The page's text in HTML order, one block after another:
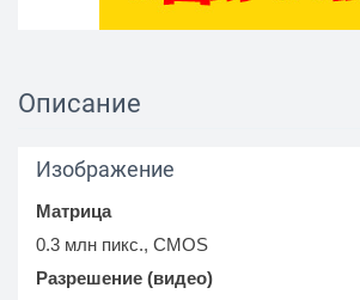
Описание
Изображение
Матрица
0.3 млн пикс., CMOS
Разрешение (видео)